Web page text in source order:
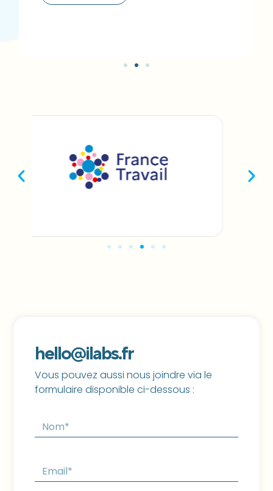
hello@ilabs.fr
Vous pouvez aussi nous joindre via le
formulaire disponible ci-dessous :